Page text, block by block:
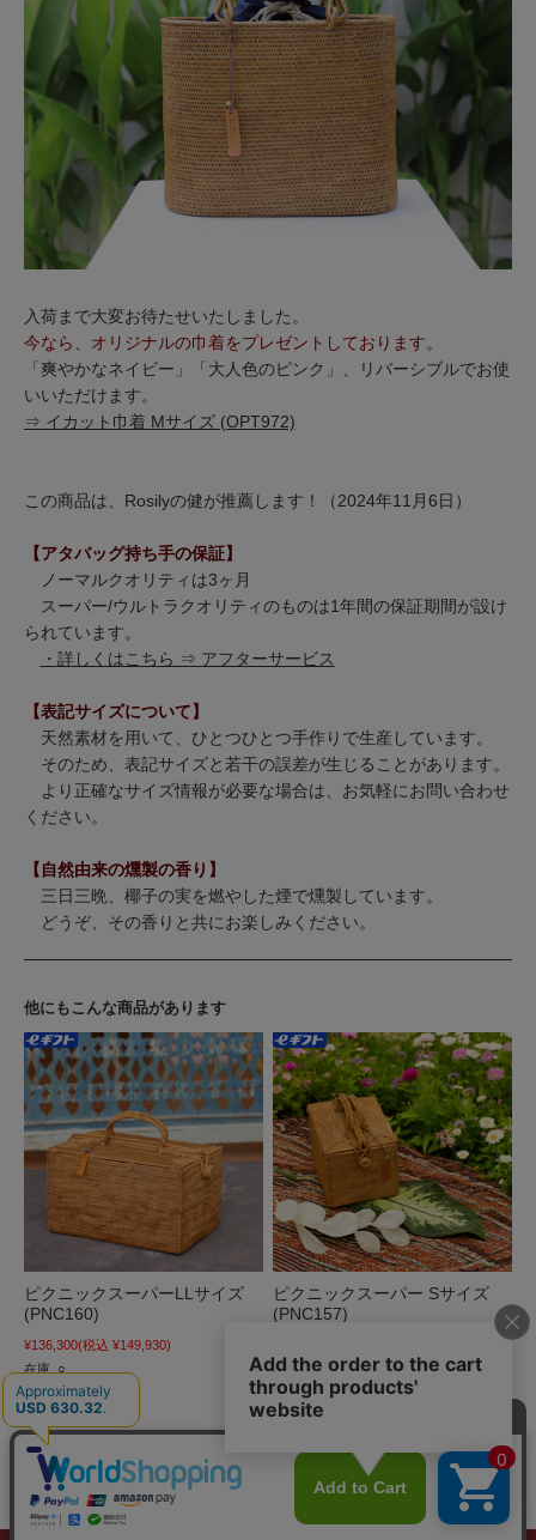
入荷まで大変お待たせいたしました。
今なら、オリジナルの巾着をプレゼントしております。
「爽やかなネイビー」「大人色のピンク」、リバーシブルでお使
いいただけます。
⇒ イカット巾着 Mサイズ (OPT972)
この商品は、Rosilyの健が推薦します！（2024年11月6日）
【アタバッグ持ち手の保証】
ノーマルクオリティは3ヶ月
スーパー/ウルトラクオリティのものは1年間の保証期間が設け
られています。
・詳しくはこちら ⇒ アフターサービス
【表記サイズについて】
天然素材を用いて、ひとつひとつ手作りで生産しています。
そのため、表記サイズと若干の誤差が生じることがあります。
より正確なサイズ情報が必要な場合は、お気軽にお問い合わせ
ください。
【自然由来の燻製の香り】
三日三晩、椰子の実を燃やした煙で燻製しています。
どうぞ、その香りと共にお楽しみください。
他にもこんな商品があります
ピクニックスーパーLLサイズ
(PNC160)
¥136,300(税込 ¥149,930)
在庫 ○
ピクニックスーパー Sサイズ
(PNC157)
在庫 △